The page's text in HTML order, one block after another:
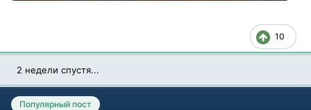
10
2 недели спустя...
Популярный пост